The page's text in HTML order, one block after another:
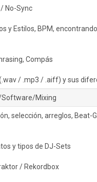
/ No-Sync
y Estilos, BPM,
Compás
/ .mp3 / .aiff) y sus
Software/Mixing
selección, arreglos, Beat-
y tipos de DJ-Sets
/ Rekordbox